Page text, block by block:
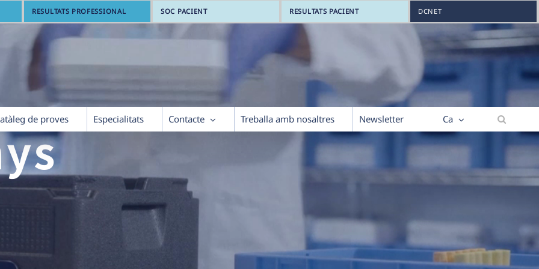
RESULTATS PROFESSIONAL SOC PACIENT RESULTATS PACIENT DCNET
de proves Especialitats Contacte Treballa amb nosaltres Newsletter Ca